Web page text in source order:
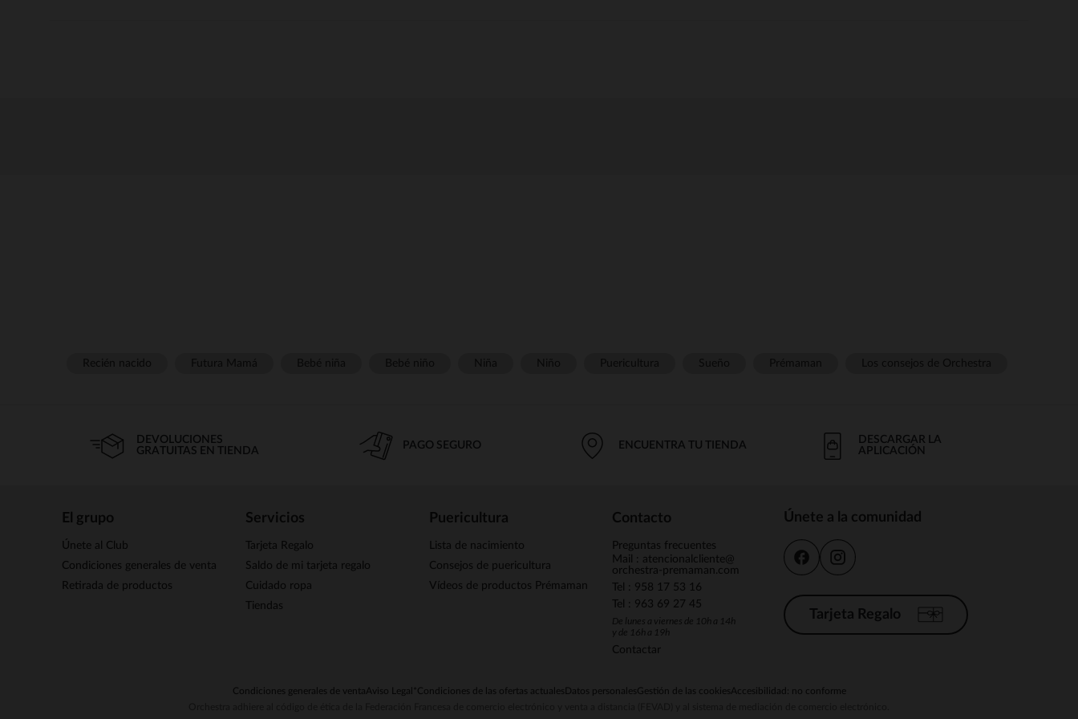
DEVOLUCIONES
GRATUITAS EN TIENDA
PAGO SEGURO ENCUENTRA TU TIENDA
DESCARGAR LA
APLICACIÓN
El grupo
Únete al Club
Condiciones generales de venta
Retirada de productos
Servicios
Tarjeta Regalo
Saldo de mi tarjeta regalo
Cuidado ropa
Tiendas
Puericultura
Lista de nacimiento
Consejos de puericultura
Vídeos de productos Prémaman
Contacto
Preguntas frecuentes
Mail : atencionalcliente@
orchestra-premaman.com
Tel : 958 17 53 16
Tel : 963 69 27 45
De lunes a viernes de 10h a 14h
y de 16h a 19h
Contactar
Únete a la comunidad
Tarjeta Regalo
Condiciones generales de ventaAviso Legal *Condiciones de las ofertas actuales Datos personalesGestión de las cookiesAccesibilidad: no conforme